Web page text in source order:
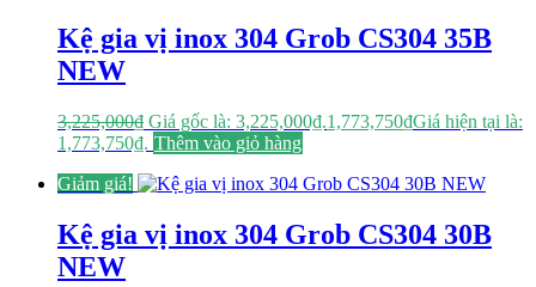
Kệ gia vị inox 304 Grob CS304 35B
NEW
3,225,000₫ Giá gốc là: 3,225,000₫.1,773,750₫Giá hiện tại là:
1,773,750₫. Thêm vào giỏ hàng
Giảm giá!
Kệ gia vị inox 304 Grob CS304 30B
NEW